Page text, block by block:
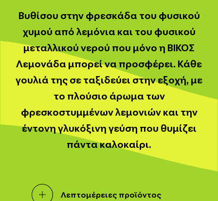
Βυθίσου στην φρεσκάδα του φυσικού
χυμού από λεμόνια και του φυσικού
μεταλλικού νερού που μόνο η ΒΙΚΟΣ
Λεμονάδα μπορεί να προσφέρει. Κάθε
γουλιά της σε ταξιδεύει στην εξοχή, με
το πλούσιο άρωμα των
φρεσκοστυμμένων λεμονιών και την
έντονη γλυκόξινη γεύση που θυμίζει
πάντα καλοκαίρι.
Λεπτομέρειες προϊόντος